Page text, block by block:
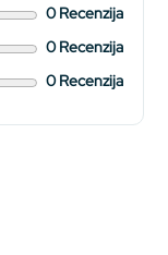
0 Recenzija
0 Recenzija
0 Recenzija